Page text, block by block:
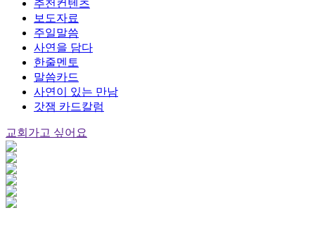
추천컨텐츠
보도자료
주일말씀
사연을 담다
한줄멘토
말씀카드
사연이 있는 만남
갓잼 카드칼럼
교회가고 싶어요